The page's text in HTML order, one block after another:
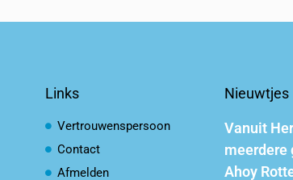
Links
Vertrouwenspersoon
Contact
Afmelden
Nieuwtjes
Vanuit
meerdere
Ahoy